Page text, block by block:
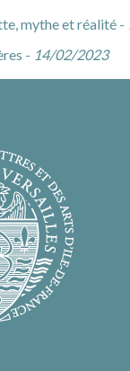
mythe et réalité -
- 14/02/2023